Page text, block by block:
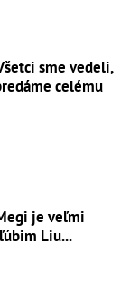
sme vedeli,
celému
je veľmi
Liu...